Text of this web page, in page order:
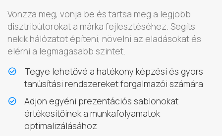
Vonzza meg, vonja be és tartsa meg a legjobb
disztribútorokat a márka fejlesztéséhez. Segíts
nekik hálózatot építeni, növelni az eladásokat és
elérni a legmagasabb szintet.
Tegye lehetővé a hatékony képzési és gyors
tanúsítási rendszereket forgalmazói számára
Adjon egyéni prezentációs sablonokat
értékesítőinek a munkafolyamatok
optimalizálásához